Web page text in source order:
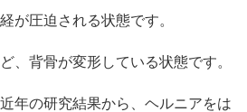
が圧迫される状態です。
、背骨が変形している状態です。
年の研究結果から、ヘルニアをは